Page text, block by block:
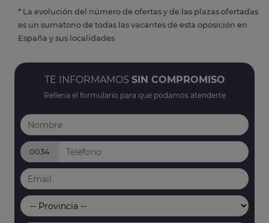
* La evolución del número de ofertas y de las plazas ofertadas
es un sumatorio de todas las vacantes de esta oposición en
España y sus localidades
TE INFORMAMOS SIN COMPROMISO
Rellena el formulario para que podamos atenderte
0034